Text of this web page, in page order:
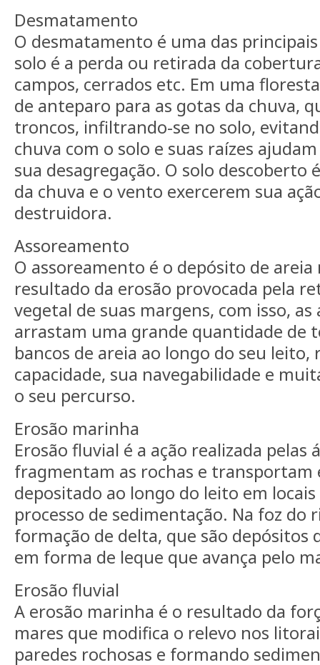
Desmatamento
O desmatamento é uma das
solo é a perda ou retirada da
campos, cerrados etc. Em uma
de anteparo para as gotas da chuva,
troncos, infiltrando-se no solo,
chuva com o solo e suas raízes
sua desagregação. O solo descoberto
da chuva e o vento exercerem sua
destruidora.
Assoreamento
O assoreamento é o depósito de
resultado da erosão provocada pela
vegetal de suas margens, com isso, as
arrastam uma grande quantidade de
bancos de areia ao longo do seu leito,
capacidade, sua navegabilidade e
o seu percurso.
Erosão marinha
Erosão fluvial é a ação realizada pelas
fragmentam as rochas e transportam
depositado ao longo do leito em
processo de sedimentação. Na foz do
formação de delta, que são depósitos
em forma de leque que avança pelo
Erosão fluvial
A erosão marinha é o resultado da
mares que modifica o relevo nos
paredes rochosas e formando